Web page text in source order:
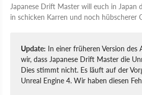
Japanese Drift Master will euch in Japan
in schicken Karren und noch hübscherer
Update: In einer früheren Version des
wir, dass Japanese Drift Master die
Dies stimmt nicht. Es läuft auf der
Unreal Engine 4. Wir haben diesen